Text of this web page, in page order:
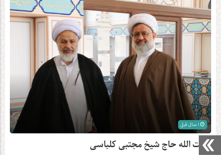
آیت الله حاج شیخ مجتبی کلباسی